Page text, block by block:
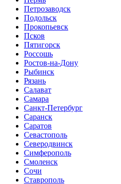
Петрозаводск
Подольск
Прокопьевск
Псков
Пятигорск
Россошь
Ростов-на-Дону
Рыбинск
Рязань
Салават
Самара
Санкт-Петербург
Саранск
Саратов
Севастополь
Северодвинск
Симферополь
Смоленск
Сочи
Ставрополь